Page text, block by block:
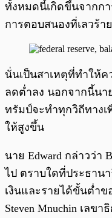
ทั้งหมดนี้เกิดขึ้นจากก
การตอบสนองที่เลวร้
นั่นเป็นสาเหตุที่ทำให้
ลดต่ำลง นอกจากนี้นา
ทรัมป์จะทำทุกวิถีทาง
ให้สูงขึ้น
นาย Edward กล่าวว่า
ไป ตราบใดที่ประธาน
เงินและรายได้ขั้นต่ำ
Steven Mnuchin เลข